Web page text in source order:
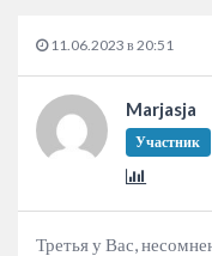
11.06.2023 в 20:51
Marjasja
Участник
Третья у Вас,